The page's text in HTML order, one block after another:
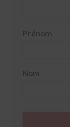
Prénom
Nom